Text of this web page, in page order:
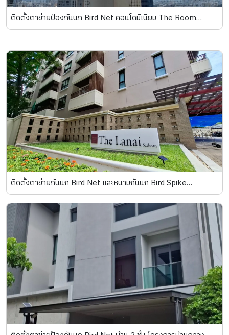
ติดตั้งตาข่ายป้องกันนก Bird Net คอนโดมิเนียม The Room
ลาดพร้าว
ติดตั้งตาข่ายกันนก Bird Net และหนามกันนก Bird Spike
คอนโดมิเนียม The Lanai Sathorn